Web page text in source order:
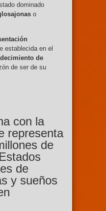
dominado
o
establecida en el
de
de ser de su
con la
representa
de
de
y sueños